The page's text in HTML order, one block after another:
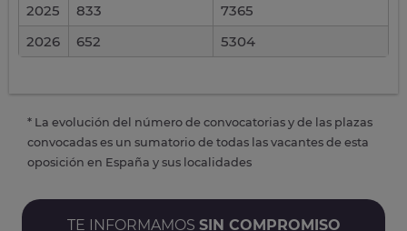
2025
833
7365
2026
652 5304
* La evolución del número de convocatorias y de las plazas
convocadas es un sumatorio de todas las vacantes de esta
oposición en España y sus localidades
TE INFORMAMOS SIN COMPROMISO